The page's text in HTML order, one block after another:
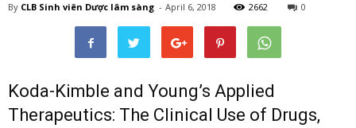
By CLB Sinh viên Dược lâm sàng - April 6, 2018 2662 0
Koda-Kimble and Young’s Applied
Therapeutics: The Clinical Use of Drugs,